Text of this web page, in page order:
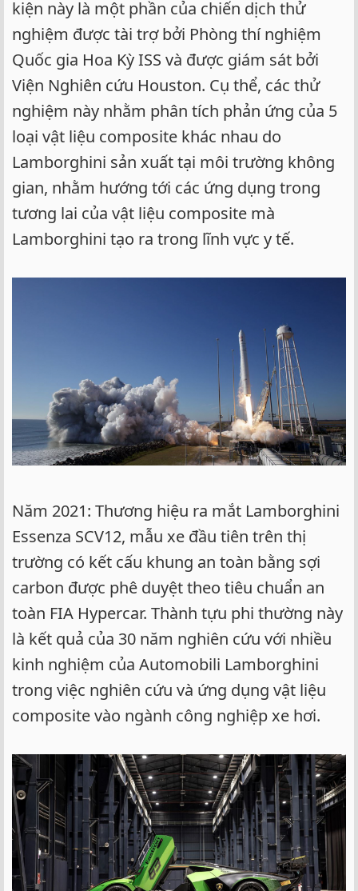
kiện này là một phần của chiến dịch thử
nghiệm được tài trợ bởi Phòng thí nghiệm
Quốc gia Hoa Kỳ ISS và được giám sát bởi
Viện Nghiên cứu Houston. Cụ thể, các thử
nghiệm này nhằm phân tích phản ứng của 5
loại vật liệu composite khác nhau do
Lamborghini sản xuất tại môi trường không
gian, nhằm hướng tới các ứng dụng trong
tương lai của vật liệu composite mà
Lamborghini tạo ra trong lĩnh vực y tế.
Năm 2021: Thương hiệu ra mắt Lamborghini
Essenza SCV12, mẫu xe đầu tiên trên thị
trường có kết cấu khung an toàn bằng sợi
carbon được phê duyệt theo tiêu chuẩn an
toàn FIA Hypercar. Thành tựu phi thường này
là kết quả của 30 năm nghiên cứu với nhiều
kinh nghiệm của Automobili Lamborghini
trong việc nghiên cứu và ứng dụng vật liệu
composite vào ngành công nghiệp xe hơi.